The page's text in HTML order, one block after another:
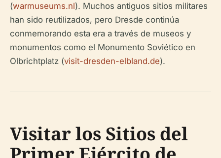
(warmuseums.nl). Muchos antiguos sitios militares
han sido reutilizados, pero Dresde continúa
conmemorando esta era a través de museos y
monumentos como el Monumento Soviético en
Olbrichtplatz (visit-dresden-elbland.de).
Visitar los Sitios del